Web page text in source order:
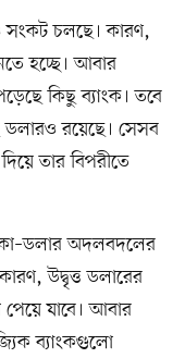
সংকট চলছে। কারণ,
হচ্ছে। আবার
কিছু ব্যাংক। তবে
রয়েছে। সেসব
তার বিপরীতে
অদলবদলের
উদ্বৃত্ত ডলারের
পেয়ে যাবে। আবার
ব্যাংকগুলো